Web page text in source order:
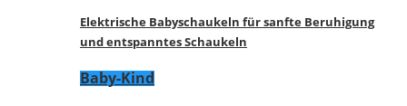
Elektrische Babyschaukeln für sanfte Beruhigung
und entspanntes Schaukeln
Baby-Kind